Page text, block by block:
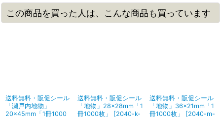
この商品を買った人は、こんな商品も買っています
送料無料・販促シール
「瀬戸内地物」
20×45mm「1冊1000
送料無料・販促シール
「地物」28×28mm「1
冊1000枚」
[2040-k-
送料無料・販促シール
「地物」36×21mm「1
冊1000枚」
[2040-m-